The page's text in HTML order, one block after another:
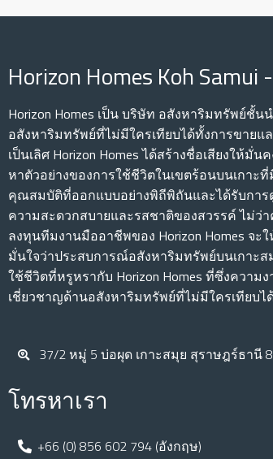
Horizon Homes Koh
Horizon Homes เป็น บริษัท อสังหาริมทรัพย์ชั้
อสังหาริมทรัพย์ที่ไม่มีใครเทียบได้ทั้งการขาย
เป็นเลิศ Horizon Homes ได้สร้างชื่อเสียงให้
หาตัวอย่างของการใช้ชีวิตในเขตร้อนบนเกาะ
คุณสมบัติที่ออกแบบอย่างพิถีพิถันและได้รับกา
ความสะดวกสบายและรสชาติของสวรรค์ ไม่
ลงทุนทีมงานมืออาชีพของ Horizon Homes จ
มั่นใจว่าประสบการณ์อสังหาริมทรัพย์บนเกา
ใช้ชีวิตที่หรูหรากับ Horizon Homes ที่ซึ่งควา
เชี่ยวชาญด้านอสังหาริมทรัพย์ที่ไม่มีใครเทียบไ
37/2 หมู่ 5 บ่อผุด เกาะสมุย สุราษฎร์ธานี
โทรหาเรา
+66 (0) 856 602 794 (อังกฤษ)